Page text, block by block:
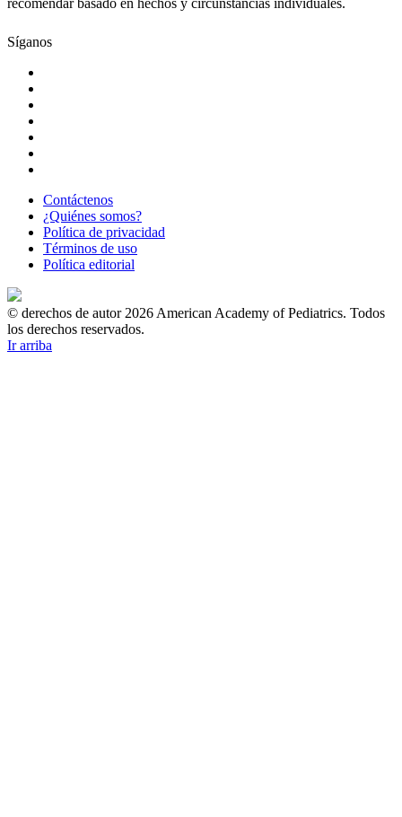
Síganos
Contáctenos
¿Quiénes somos?
Política de privacidad
Términos de uso
Política editorial
© derechos de autor 2026 American Academy of Pediatrics. Todos
los derechos reservados.
Ir arriba